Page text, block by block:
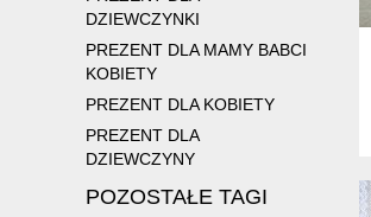
DZIEWCZYNKI
PREZENT DLA MAMY BABCI
KOBIETY
PREZENT DLA KOBIETY
PREZENT DLA
DZIEWCZYNY
POZOSTAŁE TAGI